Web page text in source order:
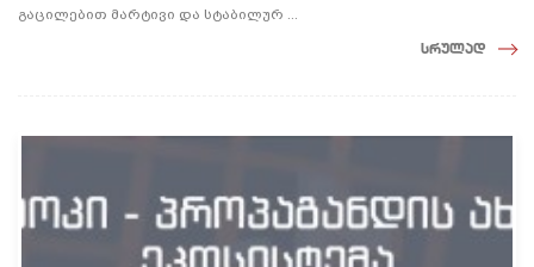
გაცილებით მარტივი და სტაბილურ ...
სრულად